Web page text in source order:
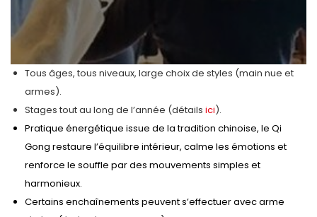
Tous âges, tous niveaux, large choix de styles (main nue et
armes).
Stages tout au long de l’année (détails ici).
Pratique énergétique issue de la tradition chinoise, le Qi
Gong restaure l’équilibre intérieur, calme les émotions et
renforce le souffle par des mouvements simples et
harmonieux.
Certains enchaînements peuvent s’effectuer avec arme